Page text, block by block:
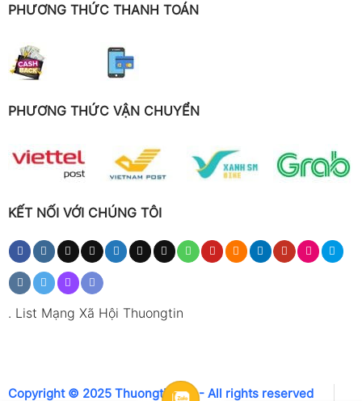
PHƯƠNG THỨC THANH TOÁN
PHƯƠNG THỨC VẬN CHUYỂN
KẾT NỐI VỚI CHÚNG TÔI
. List Mạng Xã Hội Thuongtin
Copyright © 2025 Thuongtin.net - All rights reserved